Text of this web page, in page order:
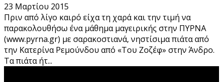
23 Μαρτίου 2015
Πριν από λίγο καιρό είχα τη χαρά και την τιμή να
παρακολουθήσω ένα μάθημα μαγειρικής στην ΠΥΡΝΑ
(www.pyrna.gr) με σαρακοστιανά, νηστίσιμα πιάτα από
την Κατερίνα Ρεμούνδου από «Του Ζοζέφ» στην Άνδρο.
Τα πιάτα ήτ...